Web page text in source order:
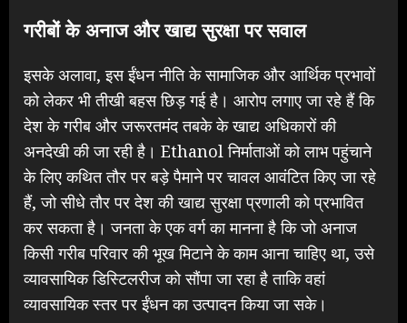
गरीबों के अनाज और खाद्य सुरक्षा पर सवाल
इसके अलावा, इस ईंधन नीति के सामाजिक और आर्थिक प्रभावों
को लेकर भी तीखी बहस छिड़ गई है। आरोप लगाए जा रहे हैं कि
देश के गरीब और जरूरतमंद तबके के खाद्य अधिकारों की
अनदेखी की जा रही है। Ethanol निर्माताओं को लाभ पहुंचाने
के लिए कथित तौर पर बड़े पैमाने पर चावल आवंटित किए जा रहे
हैं, जो सीधे तौर पर देश की खाद्य सुरक्षा प्रणाली को प्रभावित
कर सकता है। जनता के एक वर्ग का मानना है कि जो अनाज
किसी गरीब परिवार की भूख मिटाने के काम आना चाहिए था, उसे
व्यावसायिक डिस्टिलरीज को सौंपा जा रहा है ताकि वहां
व्यावसायिक स्तर पर ईंधन का उत्पादन किया जा सके।